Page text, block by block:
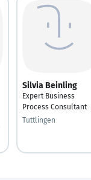
Silvia Beinling
Expert Business
Process Consultant
Tuttlingen